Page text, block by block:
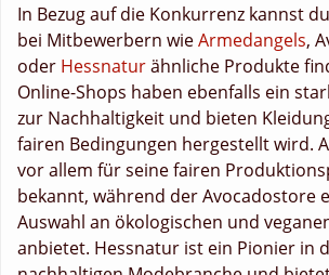
In Bezug auf die Konkurrenz kannst
bei Mitbewerbern wieArmedangels,
oder Hessnaturähnliche Produkte
Online-Shops haben ebenfalls ein
zur Nachhaltigkeit und bieten
fairen Bedingungen hergestellt wird.
vor allem für seine fairen
bekannt, während der Avocadostore
Auswahl an ökologischen und
anbietet. Hessnatur ist ein Pionier in